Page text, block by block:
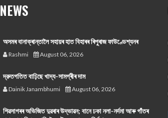
অসমৰ বানাক্ৰান্তালৈ সহায়ৰ হাত বিহাৰৰ ৰিপুৰাজ ফাউণ্ডেশ্যনৰ
Rashmi August 06, 2026
দ্রুতগতিত বাঢ়িছে খাদ্য-সামগ্ৰীৰ দাম
Dainik Janambhumi August 06, 2026
শিৱসাগৰৰ অভিজিত দুৱৰাৰ উদ্ভাৱন; বানে ঢকা নলা-নৰ্দমা আৰু গাঁতৰ